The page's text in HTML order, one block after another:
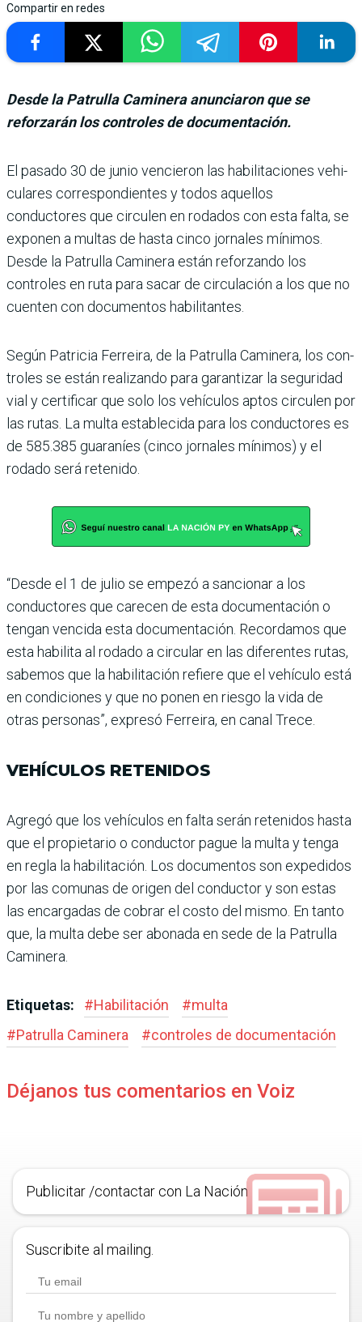
Compartir en redes
Desde la Patrulla Caminera anunciaron que se
reforzarán los controles de documentación.
El pasado 30 de junio vencie­ron las habilitaciones vehi­
culares correspondientes y todos aquellos
conductores que circulen en rodados con esta falta, se
exponen a mul­tas de hasta cinco jornales mínimos.
Desde la Patrulla Caminera están reforzando los
controles en ruta para sacar de circulación a los que no
cuenten con documentos habilitantes.
Según Patricia Ferreira, de la Patrulla Caminera, los con­
troles se están realizando para garantizar la seguridad
vial y certificar que solo los vehículos aptos circulen por
las rutas. La multa estable­cida para los conductores es
de 585.385 guaraníes (cinco jornales mínimos) y el
rodado será retenido.
“Desde el 1 de julio se empezó a sancionar a los
conducto­res que carecen de esta docu­mentación o
tengan vencida esta documentación. Recor­damos que
esta habilita al rodado a circular en las dife­rentes rutas,
sabemos que la habilitación refiere que el vehículo está
en condiciones y que no ponen en riesgo la vida de
otras personas”, expresó Ferreira, en canal Trece.
VEHÍCULOS RETENIDOS
Agregó que los vehículos en falta serán retenidos hasta
que el propietario o conduc­tor pague la multa y tenga
en regla la habilitación. Los documentos son expedidos
por las comunas de origen del conductor y son estas
las encargadas de cobrar el costo del mismo. En tanto
que, la multa debe ser abonada en sede de la Patrulla
Caminera.
Etiquetas: #Habilitación #multa
#Patrulla Caminera #controles de documentación
Déjanos tus comentarios en Voiz
Publicitar /contactar con La Nación
Suscribite al mailing.